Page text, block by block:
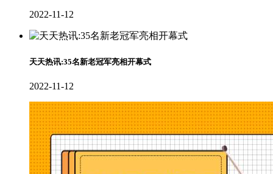
2022-11-12
天天热讯:35名新老冠军亮相开幕式
2022-11-12